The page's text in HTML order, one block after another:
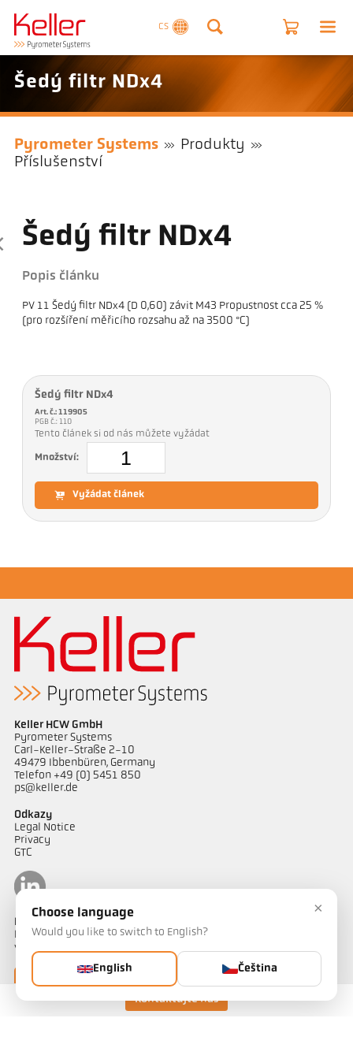
CS
Kontaktujte nás
Šedý filtr NDx4
Pyrometer Systems
Produkty
Příslušenství
Šedý filtr NDx4
Popis článku
PV 11 Šedý filtr NDx4 (D 0,60) závit M43 Propustnost cca 25 %
(pro rozšíření měřicího rozsahu až na 3500 °C)
Šedý filtr NDx4
Art. č.: 119905
PGB č.: 110
Tento článek si od nás můžete vyžádat
Množství:
Vyžádat článek
Keller HCW GmbH
Pyrometer Systems
Carl-Keller-Straße 2-10
49479 Ibbenbüren, Germany
Telefon +49 (0) 5451 850
ps@keller.de
Odkazy
Legal Notice
Privacy
GTC
Kontakt
Máte dotazy ohledně našich řešení pro měření teploty? Náš tým
vám bude rád nápomocen.
Kontaktujte nás
×
Choose language
Would you like to switch to English?
English Čeština